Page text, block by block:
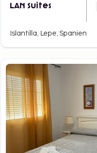
LAN Suites
Islantilla, Lepe, Spanien